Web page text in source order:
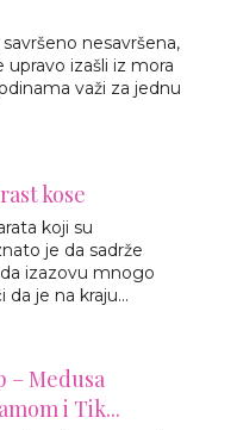
nesavršena,
upravo izašli iz mora
važi za jednu
kose
koji su
je da sadrže
izazovu mnogo
je na kraju...
– Medusa
i Tik...